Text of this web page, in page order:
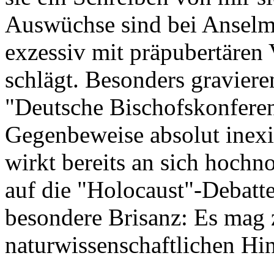
Auswüchse sind bei
exzessiv mit
schlägt. Besonders
"Deutsche
Gegenbeweise absolut
wirkt bereits an sich
auf die "Holocaust"-
besondere Brisanz: Es
naturwissenschaftlichen